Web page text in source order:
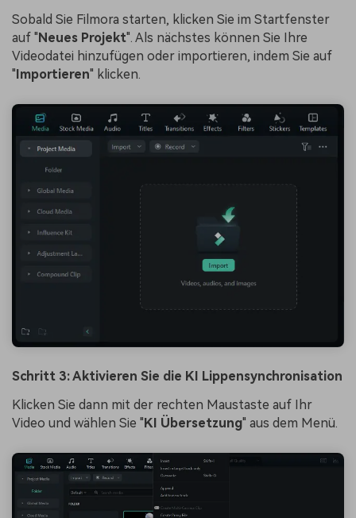
Sobald Sie Filmora starten, klicken Sie im Startfenster
auf "Neues Projekt". Als nächstes können Sie Ihre
Videodatei hinzufügen oder importieren, indem Sie auf
"Importieren" klicken.
Schritt 3: Aktivieren Sie die KI Lippensynchronisation
Klicken Sie dann mit der rechten Maustaste auf Ihr
Video und wählen Sie "KI Übersetzung" aus dem Menü.